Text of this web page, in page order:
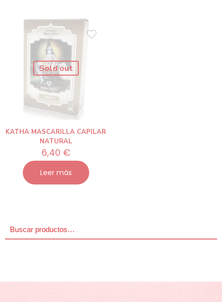
Sold out
KATHA MASCARILLA CAPILAR
NATURAL
6,40 €
Leer más